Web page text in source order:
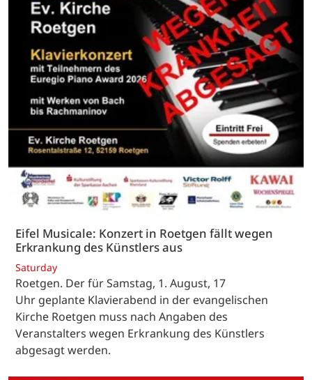
Eifel Musicale: Konzert in Roetgen fällt wegen
Erkrankung des Künstlers aus
Saturday
Roetgen. Der für Samstag, 1. August, 17
Uhr geplante Klavierabend in der evangelischen
Kirche Roetgen muss nach Angaben des
Veranstalters wegen Erkrankung des Künstlers
abgesagt werden.